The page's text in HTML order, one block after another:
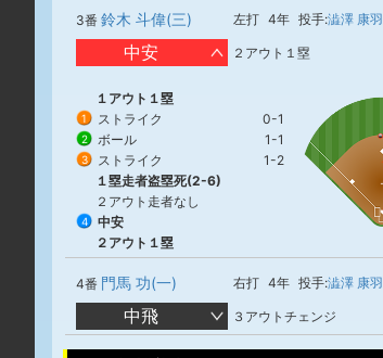
3番 鈴木 斗偉(三) 左打 4年 投手:澁澤 康羽
中安 ２アウト１塁
１アウト１塁
1 ストライク 0-1
2 ボール 1-1
3 ストライク
1-2
１塁走者盗塁死(2-6)
２アウト走者なし
4
中安
２アウト１塁
4番 門馬 功(一) 右打 4年 投手:澁澤 康羽
中飛 ３アウトチェンジ